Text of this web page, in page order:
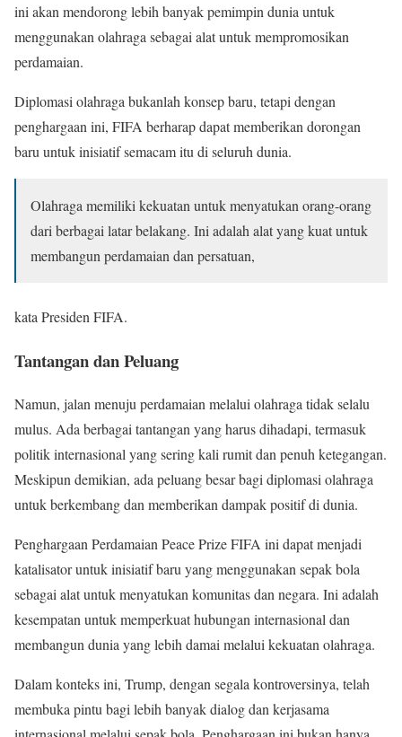
ini akan mendorong lebih banyak pemimpin dunia untuk
menggunakan olahraga sebagai alat untuk mempromosikan
perdamaian.
Diplomasi olahraga bukanlah konsep baru, tetapi dengan
penghargaan ini, FIFA berharap dapat memberikan dorongan
baru untuk inisiatif semacam itu di seluruh dunia.
Olahraga memiliki kekuatan untuk menyatukan orang-orang
dari berbagai latar belakang. Ini adalah alat yang kuat untuk
membangun perdamaian dan persatuan,
kata Presiden FIFA.
Tantangan dan Peluang
Namun, jalan menuju perdamaian melalui olahraga tidak selalu
mulus. Ada berbagai tantangan yang harus dihadapi, termasuk
politik internasional yang sering kali rumit dan penuh ketegangan.
Meskipun demikian, ada peluang besar bagi diplomasi olahraga
untuk berkembang dan memberikan dampak positif di dunia.
Penghargaan Perdamaian Peace Prize FIFA ini dapat menjadi
katalisator untuk inisiatif baru yang menggunakan sepak bola
sebagai alat untuk menyatukan komunitas dan negara. Ini adalah
kesempatan untuk memperkuat hubungan internasional dan
membangun dunia yang lebih damai melalui kekuatan olahraga.
Dalam konteks ini, Trump, dengan segala kontroversinya, telah
membuka pintu bagi lebih banyak dialog dan kerjasama